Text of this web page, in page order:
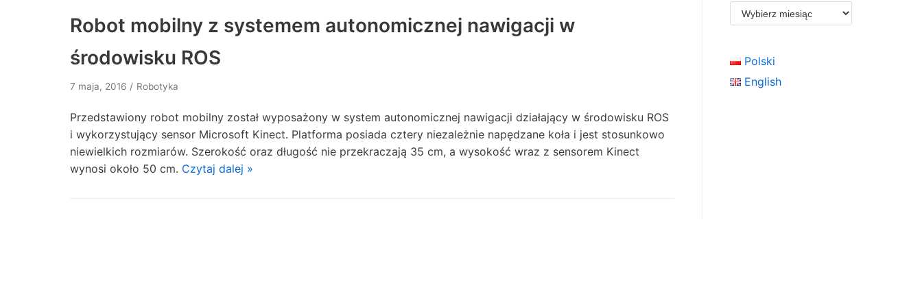
Robot mobilny z systemem autonomicznej nawigacji w
środowisku ROS
7 maja, 2016 Robotyka
Przedstawiony robot mobilny został wyposażony w system autonomicznej nawigacji działający w środowisku ROS
i wykorzystujący sensor Microsoft Kinect. Platforma posiada cztery niezależnie napędzane koła i jest stosunkowo
niewielkich rozmiarów. Szerokość oraz długość nie przekraczają 35 cm, a wysokość wraz z sensorem Kinect
wynosi około 50 cm. Czytaj dalej »
Polski
English